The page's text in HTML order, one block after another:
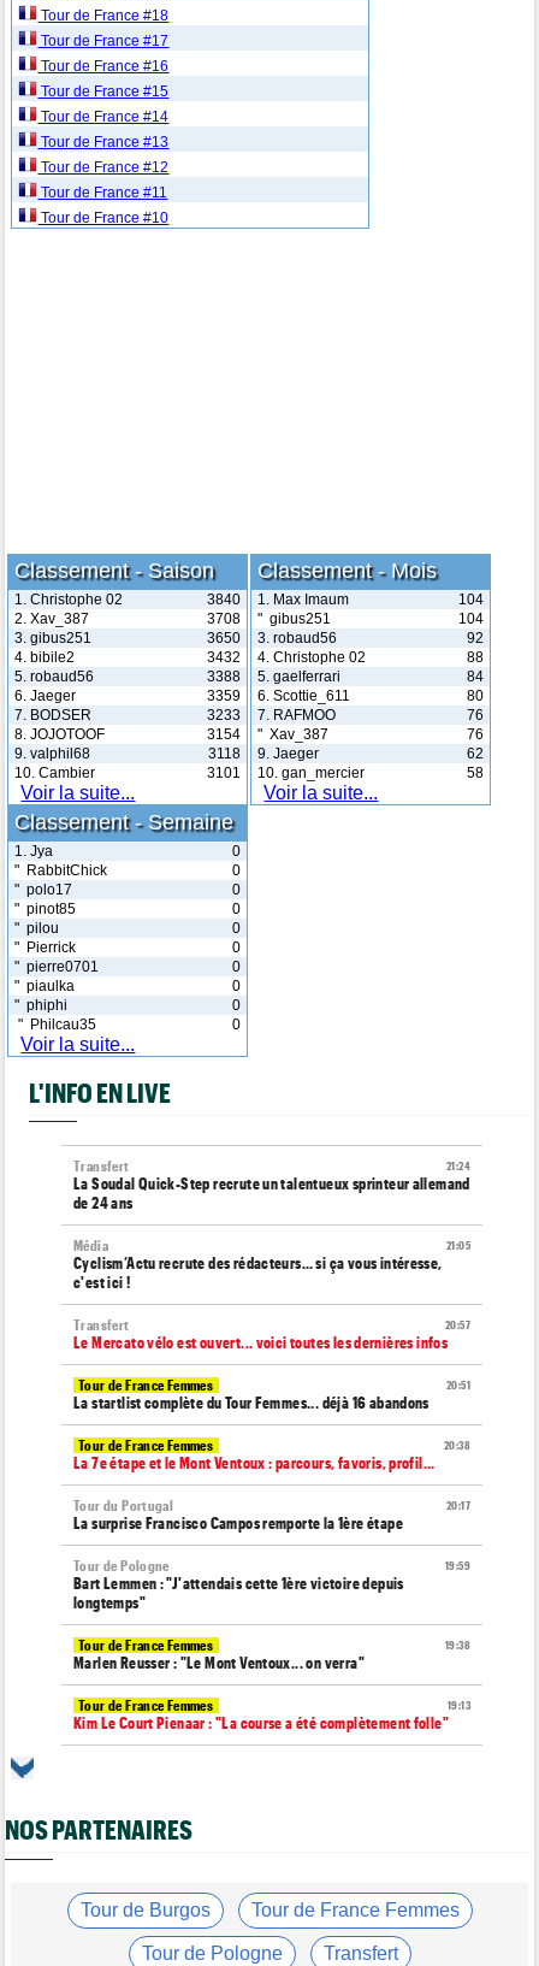
Tour de France #18
Tour de France #17
Tour de France #16
Tour de France #15
Tour de France #14
Tour de France #13
Tour de France #12
Tour de France #11
Tour de France #10
Classement - Saison
1. Christophe 02
3840
2. Xav_387
3708
3. gibus251
3650
4. bibile2
3432
5. robaud56
3388
6. Jaeger
3359
7. BODSER
3233
8. JOJOTOOF
3154
9. valphil68
3118
10. Cambier
3101
Voir la suite...
Classement - Mois
1. Max Imaum
104
" gibus251
104
3. robaud56
92
4. Christophe 02
88
5. gaelferrari
84
6. Scottie_611
80
7. RAFMOO
76
" Xav_387
76
9. Jaeger
62
10. gan_mercier
58
Voir la suite...
Classement - Semaine
1. Jya
0
" RabbitChick
0
" polo17
0
" pinot85
0
" pilou
0
" Pierrick
0
" pierre0701
0
" piaulka
0
" phiphi
0
" Philcau35
0
Voir la suite...
L'INFO EN LIVE
21:24
Transfert
La Soudal Quick-Step recrute un talentueux sprinteur allemand
de 24 ans
21:05
Média
Cyclism’Actu recrute des rédacteurs… si ça vous intéresse,
c'est ici !
20:57
Transfert
Le Mercato vélo est ouvert... voici toutes les dernières infos
20:51
Tour de France Femmes
La startlist complète du Tour Femmes... déjà 16 abandons
20:38
Tour de France Femmes
La 7e étape et le Mont Ventoux : parcours, favoris, profil…
20:17
Tour du Portugal
La surprise Francisco Campos remporte la 1ère étape
19:59
Tour de Pologne
Bart Lemmen : "J'attendais cette 1ère victoire depuis
longtemps"
19:38
Tour de France Femmes
Marlen Reusser : "Le Mont Ventoux... on verra"
19:13
Tour de France Femmes
Kim Le Court Pienaar : "La course a été complètement folle"
Tour de Burgos
18:19
Agenda
Tour Femmes, Pologne, Burgos… au programme de la fin de
NOS PARTENAIRES
Tour de Burgos Tour de France Femmes
Tour de Pologne Transfert